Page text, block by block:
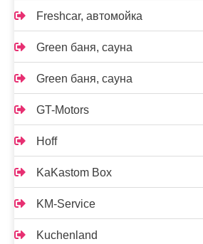
Freshcar, автомойка
Green баня, сауна
Green баня, сауна
GT-Motors
Hoff
KaKastom Box
KM-Service
Kuchenland